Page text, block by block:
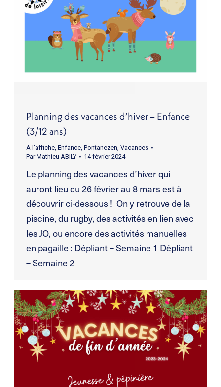
Planning des vacances d’hiver – Enfance
(3/12 ans)
A l'affiche, Enfance, Pontanezen Vacances
ParMathieu ABILY 14 février 2024
Le planning des vacances d’hiver qui
auront lieu du 26 février au 8 mars est à
découvrir ci-dessous ! On y retrouve de la
piscine, du rugby, des activités en lien avec
les JO, ou encore des activités manuelles
en pagaille : Dépliant – Semaine 1 Dépliant
– Semaine 2